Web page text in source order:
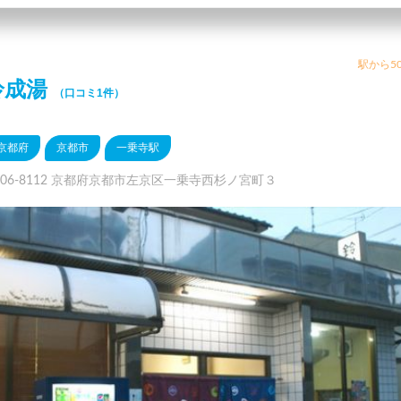
駅から
成湯 （口コミ1件）
都府 京都市 一乗寺駅
8112 京都府京都市左京区一乗寺西杉ノ宮町３